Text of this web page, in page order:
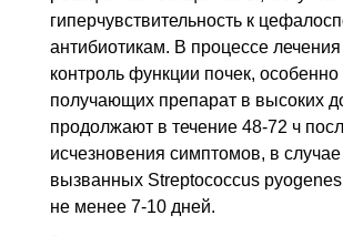
гиперчувствительность к
антибиотикам. В процессе
контроль функции почек,
получающих препарат в высоких
продолжают в течение 48-72 ч
исчезновения симптомов, в
вызванных Streptococcus
не менее 7-10 дней.